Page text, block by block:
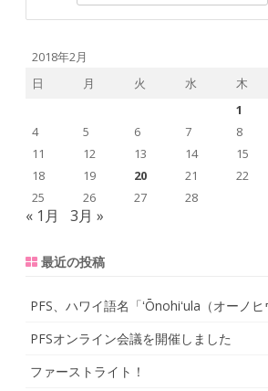
2018年2月
日
月 火 水 木
1
4
5 6 7 8
11
12 13 14 15
18
19 20 21 22
25
26 27 28
« 1月 3月 »
最近の投稿
PFS、ハワイ語名「ʻŌnohiʻula（オーノ
PFSオンライン会議を開催しました
ファーストライト！